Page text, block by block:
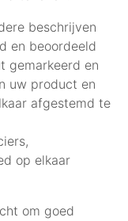
beschrijven
en beoordeeld
gemarkeerd en
uw product en
afgestemd te
op elkaar
om goed